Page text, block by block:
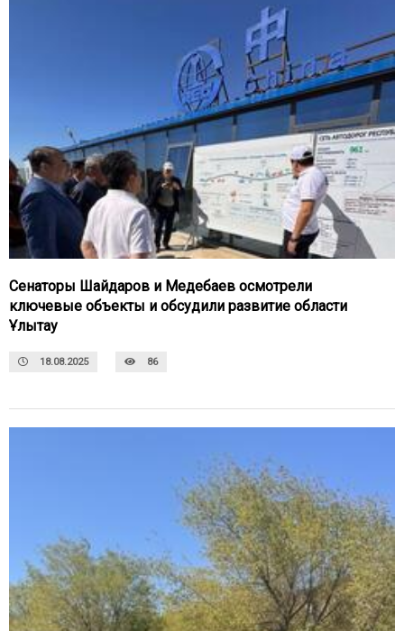
Сенаторы Шайдаров и Медебаев осмотрели
ключевые объекты и обсудили развитие области
Ұлытау
18.08.2025 86